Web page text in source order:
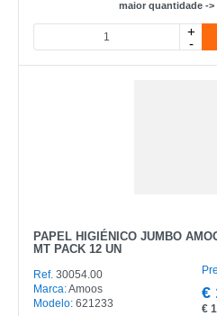
maior quantidade -
+
-
PAPEL HIGIÉNICO JUMBO
MT PACK 12 UN
Ref. 30054.00
Marca:Amoos
Modelo: 621233
€
€
MODELO